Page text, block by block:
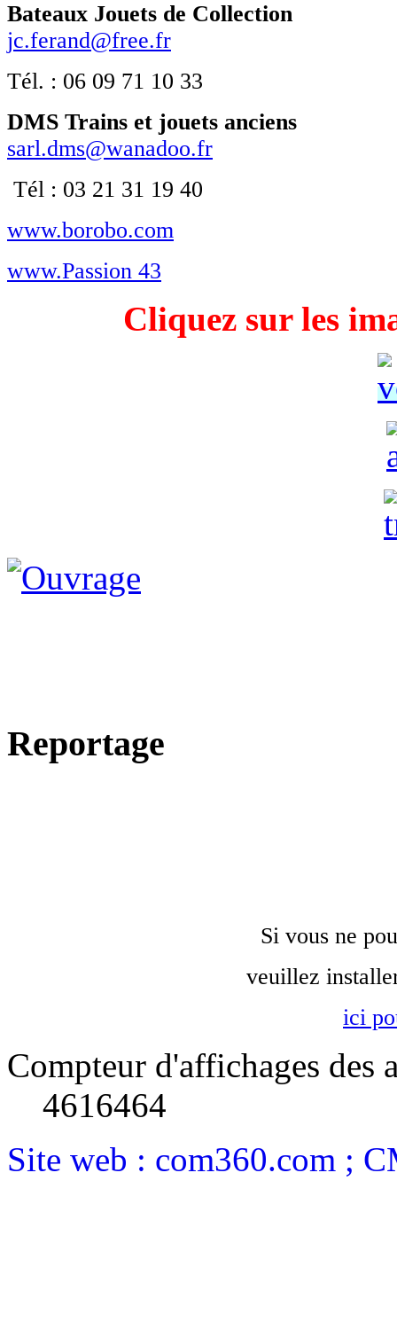
Bateaux Jouets de Collection
jc.ferand@free.fr
Tél. : 06 09 71 10 33
DMS Trains et jouets anciens
sarl.dms@wanadoo.fr
Tél : 03 21 31 19 40
www.borobo.com
www.Passion 43
Cliquez sur les
Reportage
Si vous ne
veuillez
ici
Compteur d'affichages des
4616464
Site web : com360.com ;